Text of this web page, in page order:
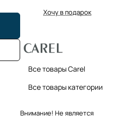
Хочу в подарок
Все товары Carel
Все товары категории
Внимание! Не является